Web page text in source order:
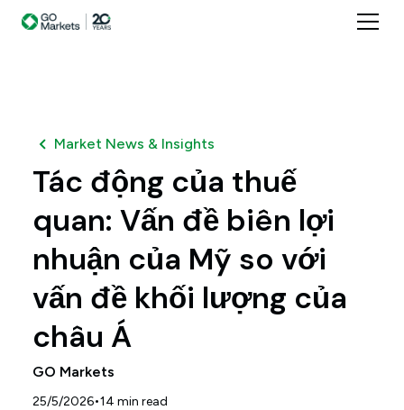
Market News & Insights
Tác động của thuế
quan: Vấn đề biên lợi
nhuận của Mỹ so với
vấn đề khối lượng của
châu Á
GO Markets
25/5/2026•14 min read